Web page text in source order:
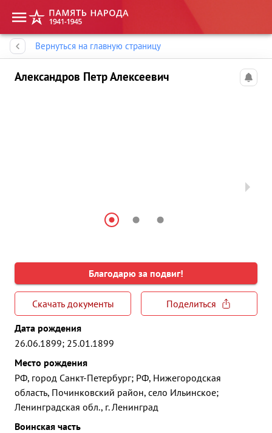
Вернуться на главную страницу
Александров Петр Алексеевич
Благодарю за подвиг!
Скачать документы
Поделиться
Дата рождения
26.06.1899; 25.01.1899
Место рождения
РФ, город Санкт-Петербург; РФ, Нижегородская
область, Починковский район, село Ильинское;
Ленинградская обл., г. Ленинград
Воинская часть
Память народа